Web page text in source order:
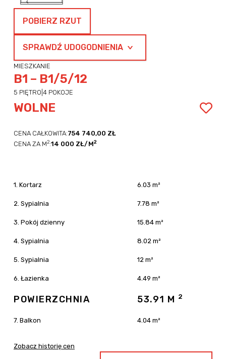
POBIERZ RZUT
SPRAWDŹ UDOGODNIENIA
MIESZKANIE
B1 – B1/5/12
5 PIĘTRO 4 POKOJE
WOLNE
CENA CAŁKOWITA:754 740,00 ZŁ
CENA ZA M2:14 000 ZŁ/M2
1. Kortarz 6.03 m²
2. Sypialnia 7.78 m²
3. Pokój dzienny 15.84 m²
4. Sypialnia 8.02 m²
5. Sypialnia 12 m²
6. Łazienka 4.49 m²
POWIERZCHNIA 53.91 M 2
7. Balkon 4.04 m²
Zobacz historię cen